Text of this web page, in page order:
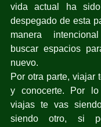
vida actual ha
despegado de esta
manera
buscar espacios
nuevo.
Por otra parte, viajar
y conocerte. Por lo
viajas te vas
siendo otro, si